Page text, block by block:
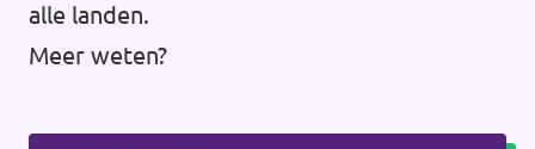
alle landen.
Meer weten?